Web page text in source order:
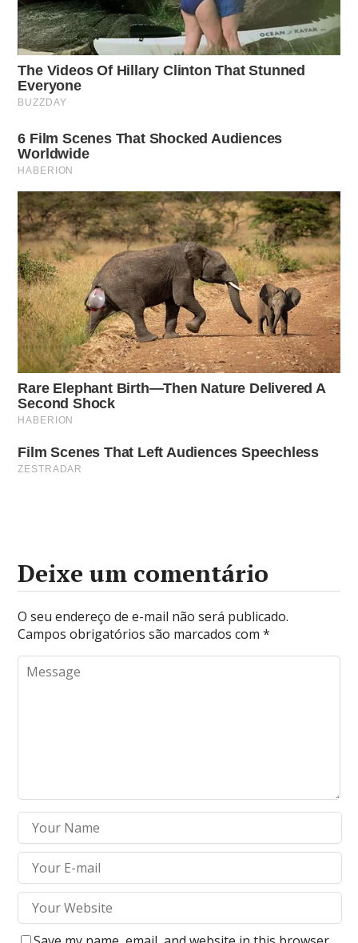
Deixe um comentário
O seu endereço de e-mail não será publicado.
Campos obrigatórios são marcados com*